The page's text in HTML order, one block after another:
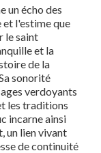
un écho des
et l'estime que
le saint
et la
de la
sonorité
verdoyants
les traditions
incarne ainsi
un lien vivant
de continuité